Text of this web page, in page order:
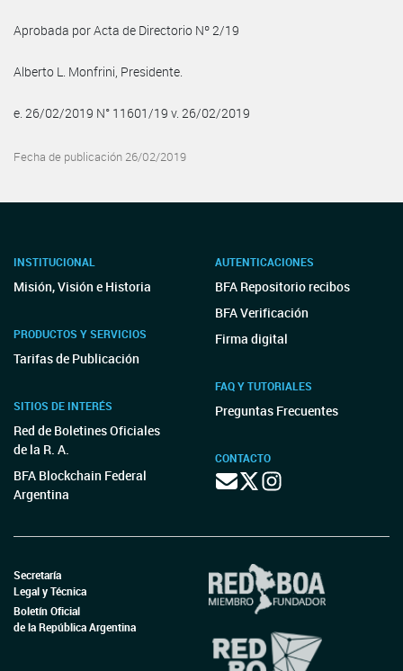
Aprobada por Acta de Directorio Nº 2/19
Alberto L. Monfrini, Presidente.
e. 26/02/2019 N° 11601/19 v. 26/02/2019
Fecha de publicación 26/02/2019
INSTITUCIONAL
Misión, Visión e Historia
PRODUCTOS Y SERVICIOS
Tarifas de Publicación
SITIOS DE INTERÉS
Red de Boletines Oficiales
de la R. A.
BFA Blockchain Federal
Argentina
AUTENTICACIONES
BFA Repositorio recibos
BFA Verificación
Firma digital
FAQ Y TUTORIALES
Preguntas Frecuentes
CONTACTO
Secretaría
Legal y Técnica
Boletín Oficial
de la República Argentina